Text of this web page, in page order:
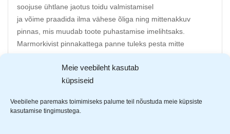
Meie veebileht kasutab
küpsiseid
Veebilehe paremaks toimimiseks palume teil nõustuda meie küpsiste
kasutamise tingimustega.
soojuse ühtlane jaotus toidu valmistamisel
ja võime praadida ilma vähese õliga ning mittenakkuv
pinnas, mis muudab toote puhastamise imelihtsaks.
Marmorkivist pinnakattega panne tuleks pesta mitte
vältida teravate esemetega toidu segamist,
et tagada pannile pikk eluiga. Ei sisalda teflonit,
Lisaks võib panni kasutada ahjus kuni 200C juures, kui